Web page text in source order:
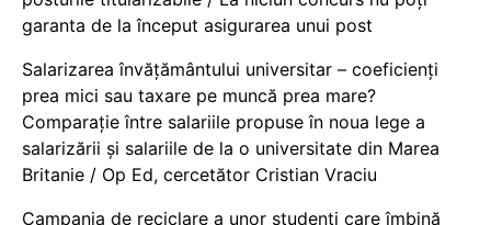
garanta de la început asigurarea unui post
Salarizarea învățământului universitar – coeficienți
prea mici sau taxare pe muncă prea mare?
Comparație între salariile propuse în noua lege a
salarizării și salariile de la o universitate din Marea
Britanie / Op Ed, cercetător Cristian Vraciu
Campania de reciclare a unor studenți care îmbină